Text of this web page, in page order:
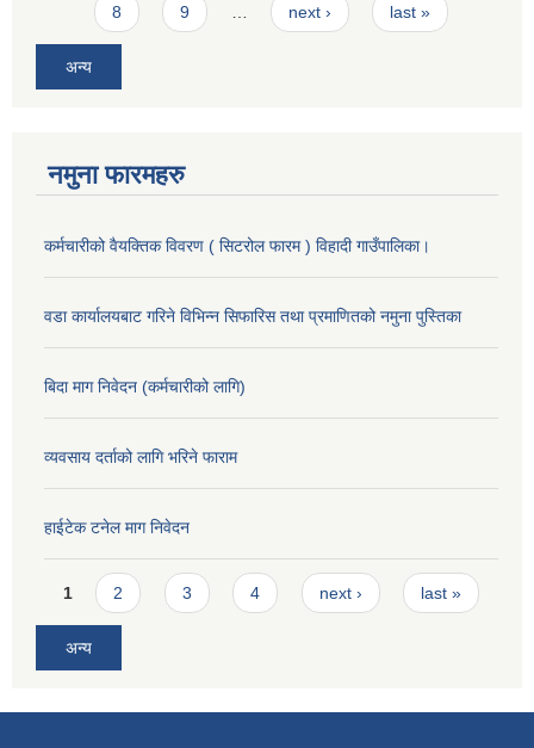
8 9 next › last »
अन्य
नमुना फारमहरु
कर्मचारीको वैयक्तिक विवरण ( सिटरोल फारम ) विहादी गाउँपालिका।
वडा कार्यालयबाट गरिने विभिन्न सिफारिस तथा प्रमाणितको नमुना पुस्तिका
बिदा माग निवेदन (कर्मचारीको लागि)
व्यवसाय दर्ताको लागि भरिने फाराम
हाईटेक टनेल माग निवेदन
Pages
1 2 3 4 next › last »
अन्य